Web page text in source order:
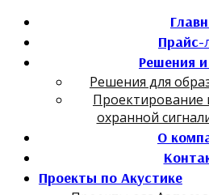
Прайс-
Решения и
Решения для
охранной
О
Проекты по Акустике